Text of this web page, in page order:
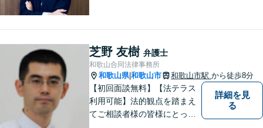
す。一人で悩まず、まずはご
相談ください。あなたの灯り
となれるよう誠心誠意努めま
す。
芝野 友樹 弁護士
和歌山合同法律事務所
和歌山県|和歌山市 和歌山市駅 から徒歩8分
【初回面談無料】【法テラス
利用可能】法的観点を踏まえ
てご相談者様の皆様にとって
詳細を見
る